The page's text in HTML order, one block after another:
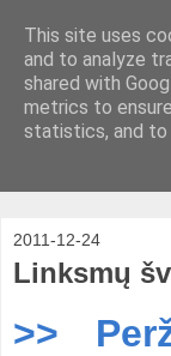
2011-12-24
Linksmų
>>
This site uses
and to analyze
shared with
metrics to
statistics, and to